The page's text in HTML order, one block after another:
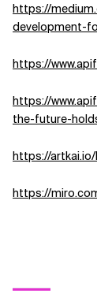
https://
development-
https://
https://
the-future-
https://
https://